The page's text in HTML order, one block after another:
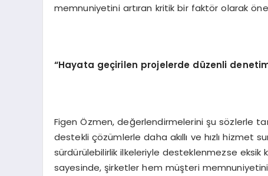
memnuniyetini artıran kritik bir faktör olarak öne
“Hayata geçirilen projelerde düzenli
Figen Özmen, değerlendirmelerini şu sözlerle
destekli çözümlerle daha akıllı ve hızlı hizmet
sürdürülebilirlik ilkeleriyle desteklenmezse eksik
sayesinde, şirketler hem müşteri